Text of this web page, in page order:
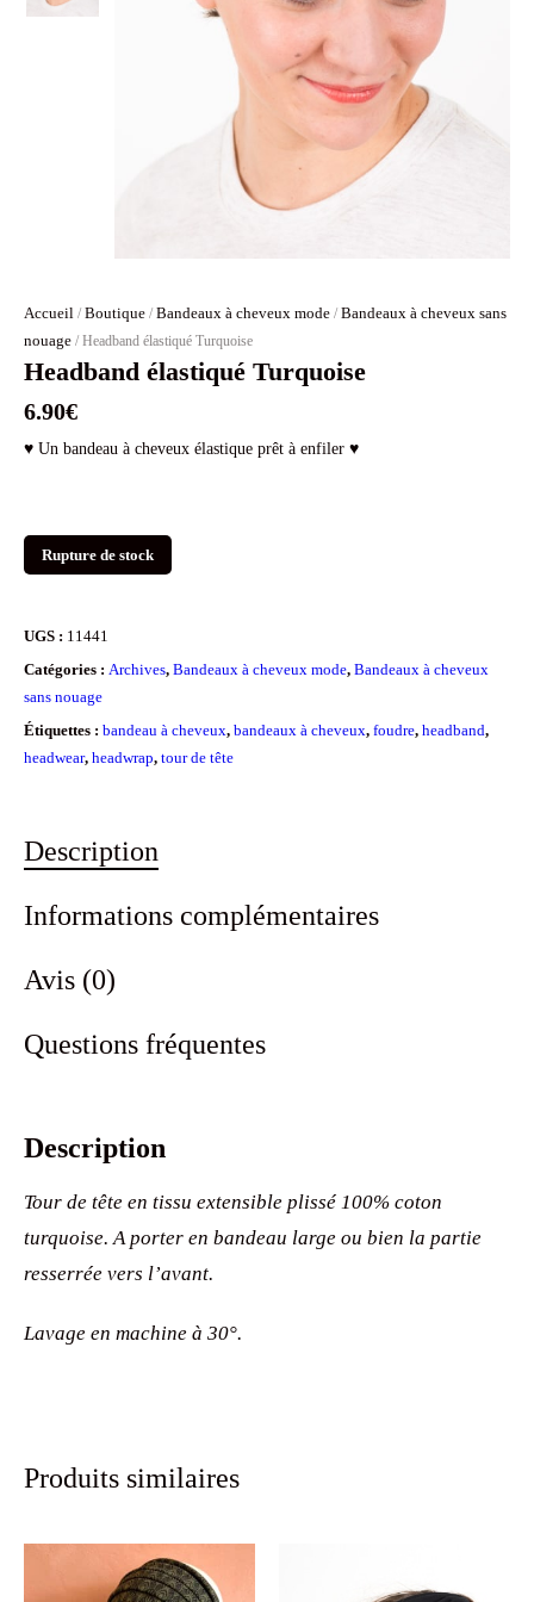
Accueil / Boutique / Bandeaux à cheveux mode / Bandeaux à cheveux sans
nouage / Headband élastiqué Turquoise
Headband élastiqué Turquoise
6.90€
♥ Un bandeau à cheveux élastique prêt à enfiler ♥
Rupture de stock
UGS : 11441
Catégories : Archives, Bandeaux à cheveux mode, Bandeaux à cheveux
sans nouage
Étiquettes : bandeau à cheveux, bandeaux à cheveux, foudre, headband,
headwear, headwrap, tour de tête
Description
Informations complémentaires
Avis (0)
Questions fréquentes
Description
Tour de tête en tissu extensible plissé 100% coton
turquoise. A porter en bandeau large ou bien la partie
resserrée vers l’avant.
Lavage en machine à 30°.
Produits similaires